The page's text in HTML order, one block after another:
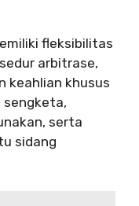
fleksibilitas
arbitrase,
keahlian khusus
sengketa,
serta
sidang